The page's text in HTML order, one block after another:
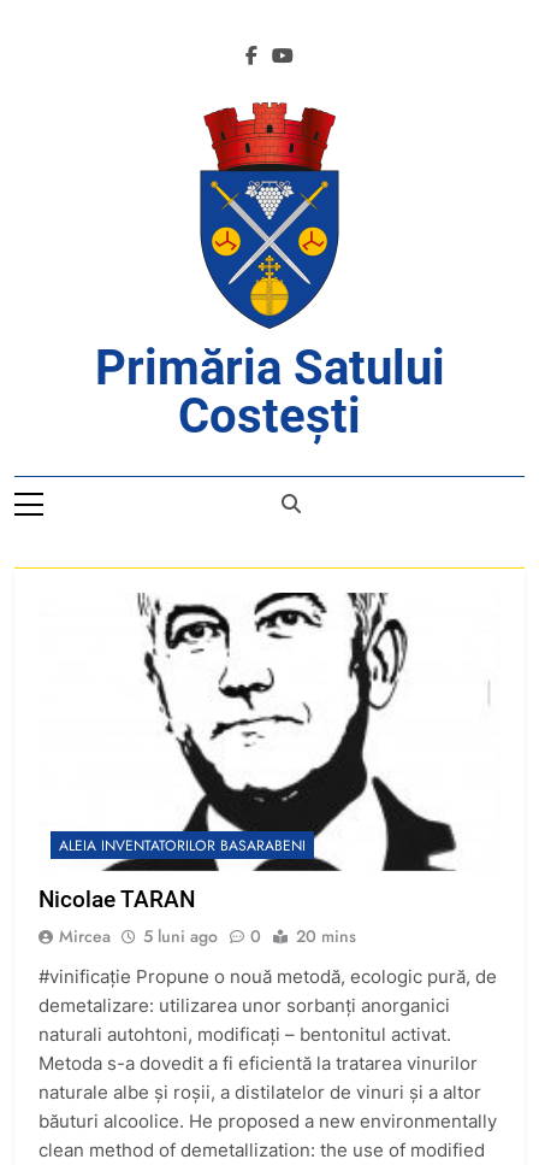
Primăria Satului
Costești
ALEIA INVENTATORILOR BASARABENI
Nicolae TARAN
Mircea 5 luni ago 0 20 mins
#vinificație Propune o nouă metodă, ecologic pură, de
demetalizare: utilizarea unor sorbanţi anorganici
naturali autohtoni, modificaţi – bentonitul activat.
Metoda s-a dovedit a fi eficientă la tratarea vinurilor
naturale albe şi roşii, a distilatelor de vinuri şi a altor
băuturi alcoolice. He proposed a new environmentally
clean method of demetallization: the use of modified